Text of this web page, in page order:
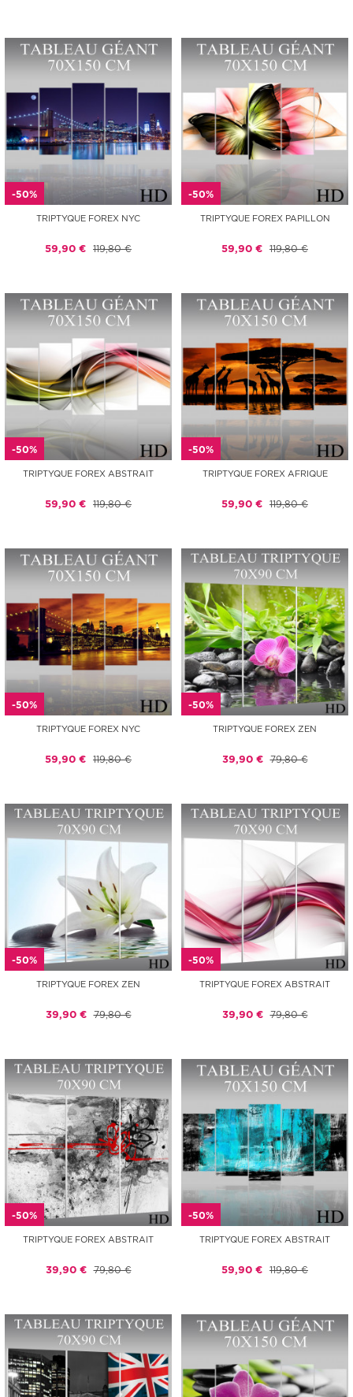
-50%
TRIPTYQUE FOREX NYC
59,90 € 119,80 €
-50%
TRIPTYQUE FOREX PAPILLON
59,90 € 119,80 €
-50%
TRIPTYQUE FOREX ABSTRAIT
59,90 € 119,80 €
-50%
TRIPTYQUE FOREX AFRIQUE
59,90 € 119,80 €
-50%
TRIPTYQUE FOREX NYC
59,90 € 119,80 €
-50%
TRIPTYQUE FOREX ZEN
39,90 € 79,80 €
-50%
TRIPTYQUE FOREX ZEN
39,90 € 79,80 €
-50%
TRIPTYQUE FOREX ABSTRAIT
39,90 € 79,80 €
-50%
TRIPTYQUE FOREX ABSTRAIT
39,90 € 79,80 €
-50%
TRIPTYQUE FOREX ABSTRAIT
59,90 € 119,80 €